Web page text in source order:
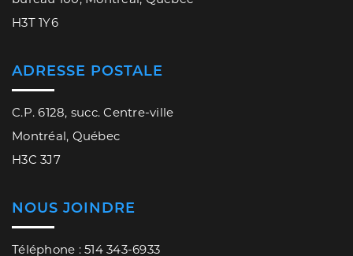
H3T 1Y6
ADRESSE POSTALE
C.P. 6128, succ. Centre-ville
Montréal, Québec
H3C 3J7
NOUS JOINDRE
Téléphone : 514 343-6933